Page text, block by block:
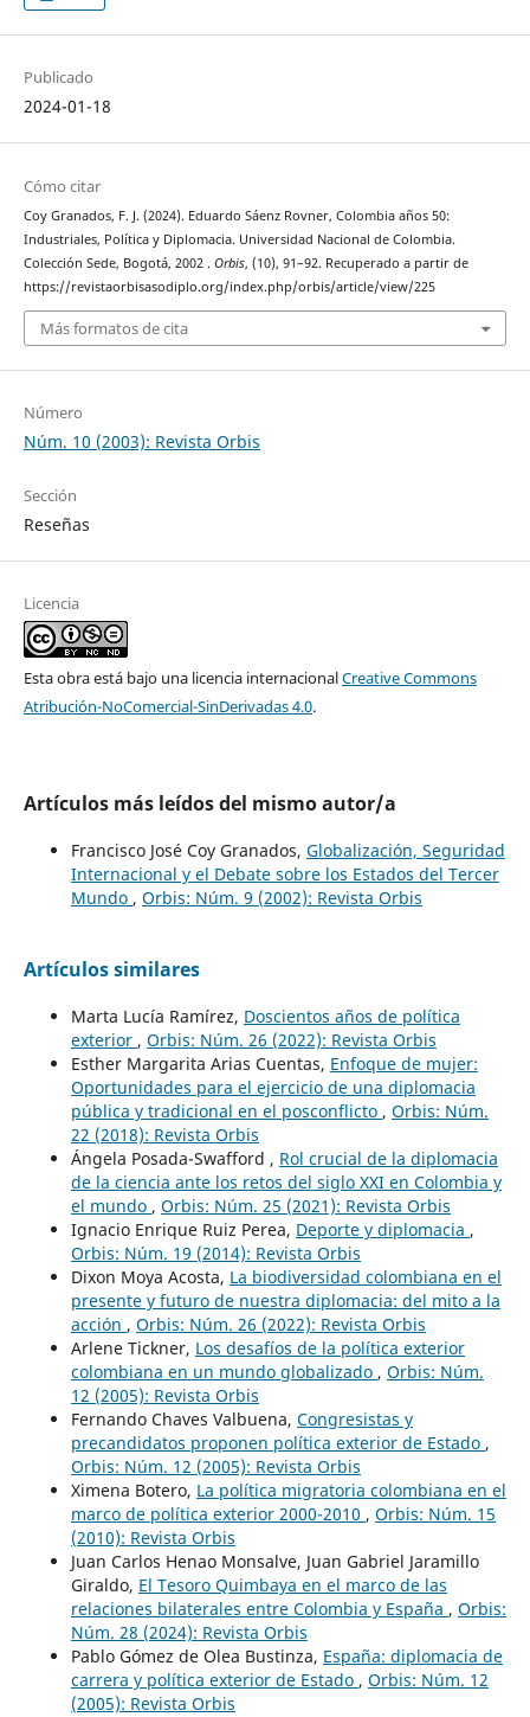
Publicado
2024-01-18
Cómo citar
Coy Granados, F. J. (2024). Eduardo Sáenz Rovner, Colombia años 50:
Industriales, Política y Diplomacia. Universidad Nacional de Colombia.
Colección Sede, Bogotá, 2002 . Orbis, (10), 91–92. Recuperado a partir de
https://revistaorbisasodiplo.org/index.php/orbis/article/view/225
Más formatos de cita
Número
Núm. 10 (2003): Revista Orbis
Sección
Reseñas
Licencia
Esta obra está bajo una licencia internacionalCreative Commons
Atribución-NoComercial-SinDerivadas 4.0.
Artículos más leídos del mismo autor/a
Francisco José Coy Granados, Globalización, Seguridad
Internacional y el Debate sobre los Estados del Tercer
Mundo , Orbis: Núm. 9 (2002): Revista Orbis
Artículos similares
Marta Lucía Ramírez, Doscientos años de política
exterior , Orbis: Núm. 26 (2022): Revista Orbis
Esther Margarita Arias Cuentas, Enfoque de mujer:
Oportunidades para el ejercicio de una diplomacia
pública y tradicional en el posconflicto , Orbis: Núm.
22 (2018): Revista Orbis
Ángela Posada-Swafford , Rol crucial de la diplomacia
de la ciencia ante los retos del siglo XXI en Colombia y
el mundo , Orbis: Núm. 25 (2021): Revista Orbis
Ignacio Enrique Ruiz Perea, Deporte y diplomacia ,
Orbis: Núm. 19 (2014): Revista Orbis
Dixon Moya Acosta, La biodiversidad colombiana en el
presente y futuro de nuestra diplomacia: del mito a la
acción , Orbis: Núm. 26 (2022): Revista Orbis
Arlene Tickner, Los desafíos de la política exterior
colombiana en un mundo globalizado , Orbis: Núm.
12 (2005): Revista Orbis
Fernando Chaves Valbuena, Congresistas y
precandidatos proponen política exterior de Estado ,
Orbis: Núm. 12 (2005): Revista Orbis
Ximena Botero, La política migratoria colombiana en el
marco de política exterior 2000-2010 , Orbis: Núm. 15
(2010): Revista Orbis
Juan Carlos Henao Monsalve, Juan Gabriel Jaramillo
Giraldo, El Tesoro Quimbaya en el marco de las
relaciones bilaterales entre Colombia y España , Orbis:
Núm. 28 (2024): Revista Orbis
Pablo Gómez de Olea Bustinza, España: diplomacia de
carrera y política exterior de Estado , Orbis: Núm. 12
(2005): Revista Orbis